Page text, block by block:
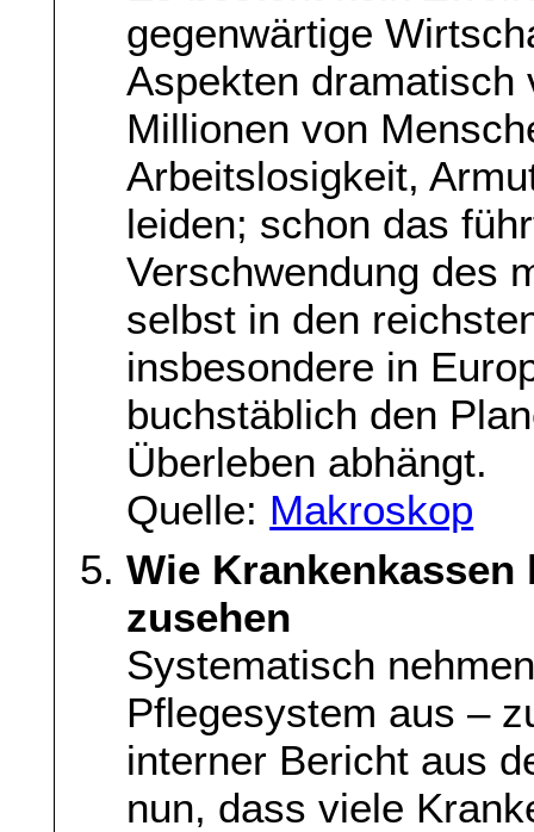
gegenwärtige
Aspekten dramatisch
Millionen von
Arbeitslosigkeit,
leiden; schon das
Verschwendung des
selbst in den
insbesondere in
buchstäblich den
Überleben abhängt.
Quelle: Makroskop
Wie
zusehen
Systematisch
Pflegesystem aus –
interner Bericht aus
nun, dass viele